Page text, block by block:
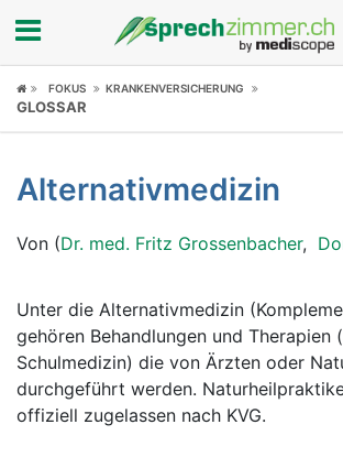
Fokus
Symptome
Untersuchungen
News
Ratgeber
Rubriken
FOKUS KRANKENVERSICHERUNG
GLOSSAR
Alternativmedizin
Von (Dr. med. Fritz Grossenbacher,
Unter die Alternativmedizin
gehören Behandlungen und Therapien
Schulmedizin) die von Ärzten oder
durchgeführt werden.
offiziell zugelassen nach KVG.